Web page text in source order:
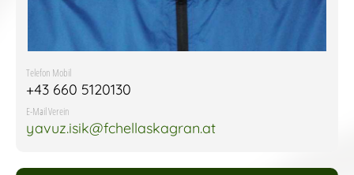
Telefon Mobil
+43 660 5120130
E-Mail Verein
yavuz.isik@fchellaskagran.at